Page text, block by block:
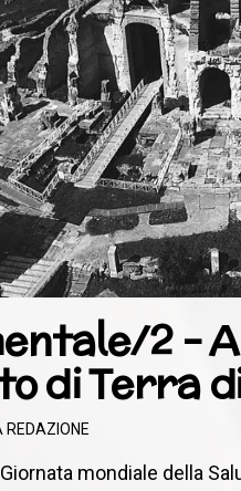
2 –
di Terra
REDAZIONE
mondiale della